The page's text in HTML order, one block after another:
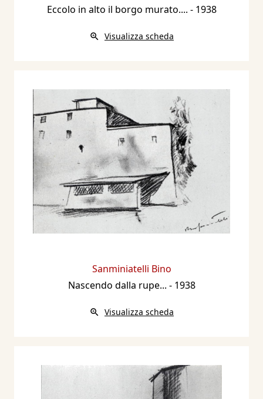
Eccolo in alto il borgo murato.... - 1938
Visualizza scheda
Sanminiatelli Bino
Nascendo dalla rupe... - 1938
Visualizza scheda